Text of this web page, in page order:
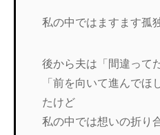
私の中ではますます孤
後から夫は「間違って
「前を向いて進んでほ
たけど
私の中では想いの折り